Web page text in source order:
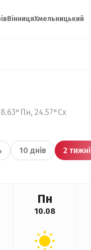
ВінницяХмельницький
24.57°Сх
10 днів 2 тижні
Пн
10.08